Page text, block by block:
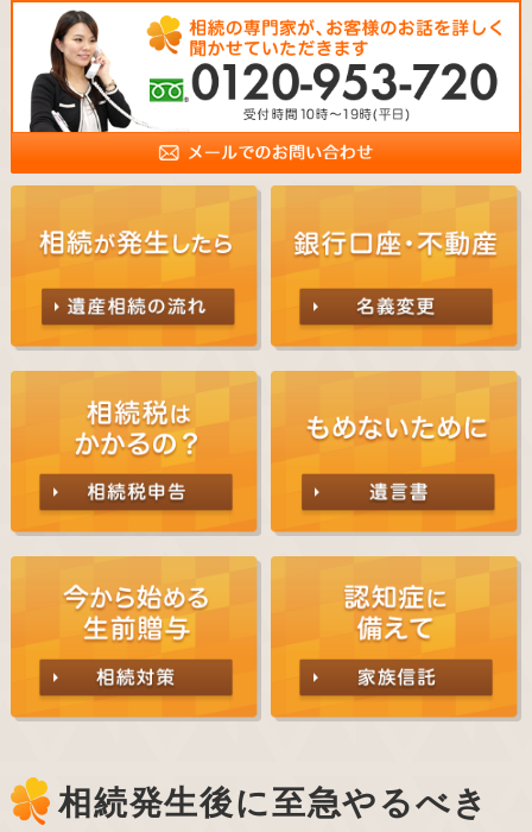
相続発生後に至急やるべき